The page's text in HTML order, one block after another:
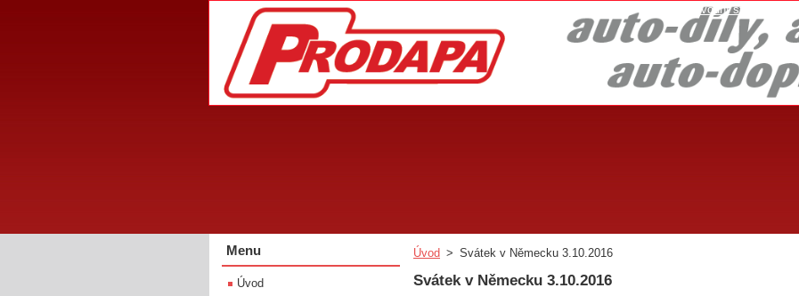
Úvod > Svátek v Německu 3.10.2016
Svátek v Německu 3.10.2016
Menu
Úvod
Úvodní stránka